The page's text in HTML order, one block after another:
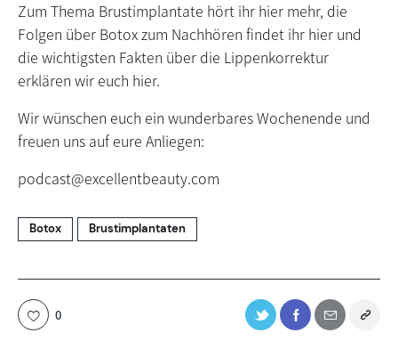
Zum Thema Brustimplantate hört ihr hier mehr, die
Folgen über Botox zum Nachhören findet ihr hier und
die wichtigsten Fakten über die Lippenkorrektur
erklären wir euch hier.
Wir wünschen euch ein wunderbares Wochenende und
freuen uns auf eure Anliegen:
podcast@excellentbeauty.com
Botox Brustimplantaten
0